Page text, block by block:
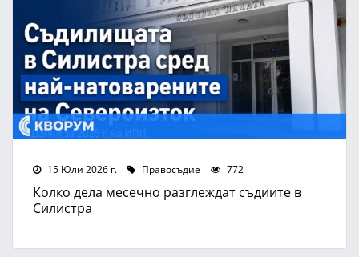
15 Юли 2026 г. Правосъдие 772
Колко дела месечно разглеждат съдиите в
Силистра